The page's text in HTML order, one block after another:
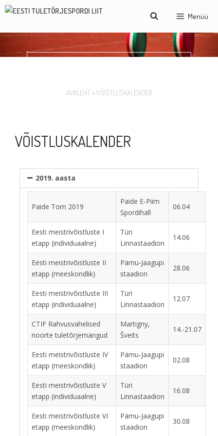
Menüü
AVALEHT » VÕISTLUSKALENDER
VÕISTLUSKALENDER
2019. aasta
Paide Torn 2019
Paide E-Piim
Spordihall
06.04
Eesti meistrivõistluste I
etapp (individuaalne)
Türi
Linnastaadion
14.06
Eesti meistrivõistluste II
etapp (meeskondlik)
Pärnu-Jaagupi
staadion
28.06
Eesti meistrivõistluste III
etapp (individuaalne)
Türi
Linnastaadion
12.07
CTIF Rahvusvahelised
noorte tuletõrjemängud
Martigny,
Šveits
14.-21.07
Eesti meistrivõistluste IV
etapp (meeskondlik)
Pärnu-Jaagupi
staadion
02.08
Eesti meistrivõistluste V
etapp (individuaalne)
Türi
Linnastaadion
16.08
Eesti meistrivõistluste VI
etapp (meeskondlik)
Pärnu-Jaagupi
staadion
30.08